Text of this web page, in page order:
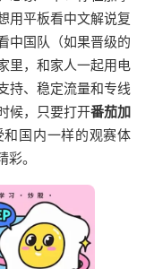
用平板看中文解说复
中国队（如果晋级的
里，和家人一起用电
持、稳定流量和专线
候，只要打开番茄加
国内一样的观赛体
。